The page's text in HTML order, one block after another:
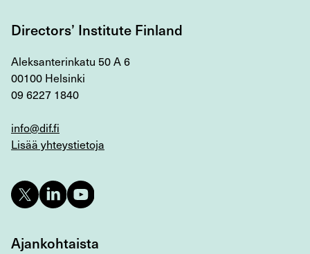
Directors’ Institute Finland
Aleksanterinkatu 50 A 6
00100 Helsinki
09 6227 1840
info@dif.fi
Lisää yhteystietoja
Ajankohtaista